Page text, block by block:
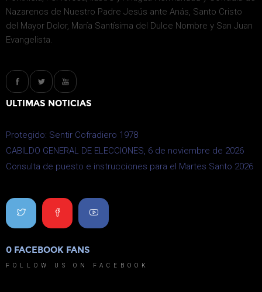
Nazarenos de Nuestro Padre Jesús ante Anás, Santo Cristo
del Mayor Dolor, María Santísima del Dulce Nombre y San Juan
Evangelista.
ULTIMAS NOTICIAS
Protegido: Sentir Cofradiero 1978
CABILDO GENERAL DE ELECCIONES, 6 de noviembre de 2026
Consulta de puesto e instrucciones para el Martes Santo 2026
0 FACEBOOK FANS
FOLLOW US ON FACEBOOK